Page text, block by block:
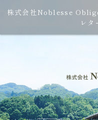
株式会社Noblesse
レ